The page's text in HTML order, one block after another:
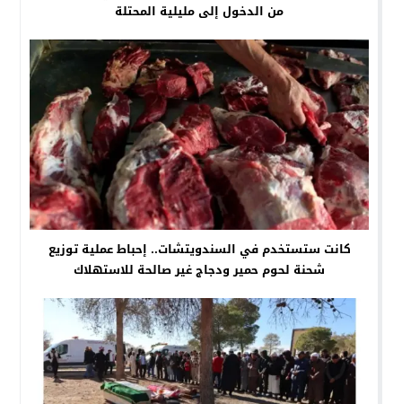
من الدخول إلى مليلية المحتلة
كانت ستستخدم في السندويتشات.. إحباط عملية توزيع
شحنة لحوم حمير ودجاج غير صالحة للاستهلاك